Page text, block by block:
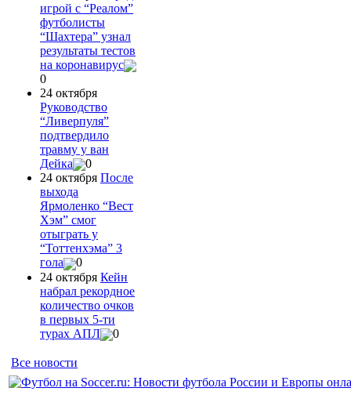
игрой с “Реалом”
футболисты
“Шахтера” узнал
результаты тестов
на коронавирус
0
24 октября
Руководство
“Ливерпуля”
подтвердило
травму у ван
Дейка
0
24 октября После
выхода
Ярмоленко “Вест
Хэм” смог
отыграть у
“Тоттенхэма” 3
гола
0
24 октября Кейн
набрал рекордное
количество очков
в первых 5-ти
турах АПЛ
0
Все новости